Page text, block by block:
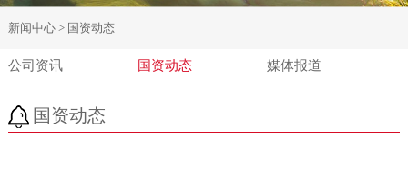
新闻中心 > 国资动态
公司资讯 国资动态 媒体报道
国资动态